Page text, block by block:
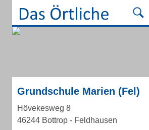
Grundschule Marien (Fel)
Hövekesweg 8
46244 Bottrop - Feldhausen